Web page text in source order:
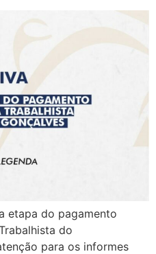
etapa do pagamento
do
para os informes